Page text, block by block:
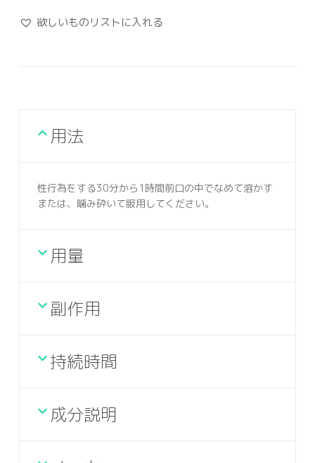
欲しいものリストに入れる
用法
性行為をする30分から1時間前口の中でなめて溶かす
または、噛み砕いて服用してください。
用量
副作用
持続時間
成分説明